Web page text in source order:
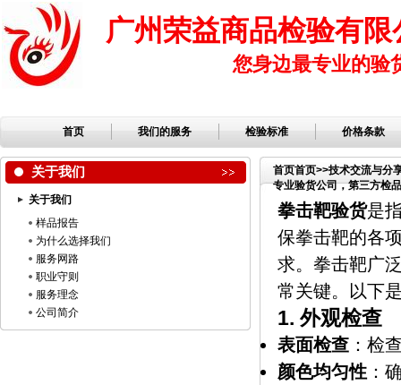
广州荣益商品检验有限
您身边最专业的验
首页 我们的服务 检验标准 价格条款
关于我们
关于我们
样品报告
为什么选择我们
服务网路
职业守则
服务理念
公司简介
首页首页>>技术交流与分
专业验货公司，第三方检
拳击靶验货是
保拳击靶的各
求。拳击靶广
常关键。以下
1. 外观检查
表面检查 ：检
颜色均匀性 ：